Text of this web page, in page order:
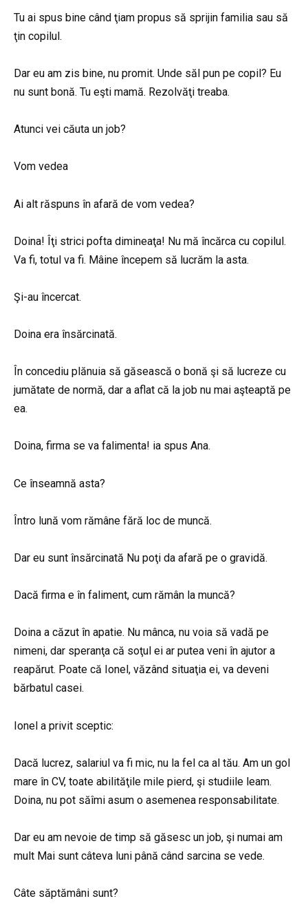
Tu ai spus bine când ţiam propus să sprijin familia sau să
ţin copilul.
Dar eu am zis bine, nu promit. Unde săl pun pe copil? Eu
nu sunt bonă. Tu eşti mamă. Rezolvăţi treaba.
Atunci vei căuta un job?
Vom vedea
Ai alt răspuns în afară de vom vedea?
Doina! Îţi strici pofta dimineaţa! Nu mă încărca cu copilul.
Va fi, totul va fi. Mâine începem să lucrăm la asta.
Şi-au încercat.
Doina era însărcinată.
În concediu plănuia să găsească o bonă şi să lucreze cu
jumătate de normă, dar a aflat că la job nu mai aşteaptă pe
ea.
Doina, firma se va falimenta! ia spus Ana.
Ce înseamnă asta?
Întro lună vom rămâne fără loc de muncă.
Dar eu sunt însărcinată Nu poţi da afară pe o gravidă.
Dacă firma e în faliment, cum rămân la muncă?
Doina a căzut în apatie. Nu mânca, nu voia să vadă pe
nimeni, dar speranţa că soţul ei ar putea veni în ajutor a
reapărut. Poate că Ionel, văzând situaţia ei, va deveni
bărbatul casei.
Ionel a privit sceptic:
Dacă lucrez, salariul va fi mic, nu la fel ca al tău. Am un gol
mare în CV, toate abilităţile mile pierd, şi studiile leam.
Doina, nu pot săîmi asum o asemenea responsabilitate.
Dar eu am nevoie de timp să găsesc un job, şi numai am
mult Mai sunt câteva luni până când sarcina se vede.
Câte săptămâni sunt?